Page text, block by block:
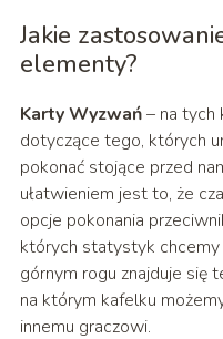
Jakie
elementy?
Karty Wyzwań– na tych
dotyczące tego, których
pokonać stojące przed
ułatwieniem jest to, że
opcje pokonania
których statystyk
górnym rogu znajduje się
na którym kafelku
innemu graczowi.